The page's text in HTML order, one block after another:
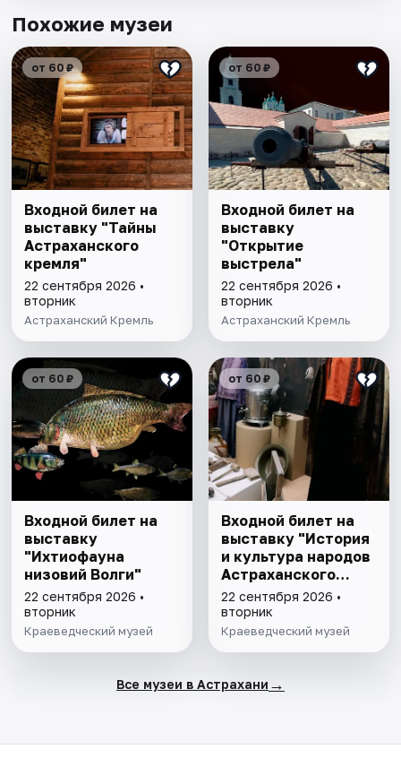
Похожие музеи
от 60 ₽
Входной билет на
выставку "Тайны
Астраханского
кремля"
22 сентября 2026 •
вторник
Астраханский Кремль
от 60 ₽
Входной билет на
выставку
"Открытие
выстрела"
22 сентября 2026 •
вторник
Астраханский Кремль
от 60 ₽
Входной билет на
выставку
"Ихтиофауна
низовий Волги"
22 сентября 2026 •
вторник
Краеведческий музей
от 60 ₽
Входной билет на
выставку "История
и культура народов
Астраханского
края"
22 сентября 2026 •
вторник
Краеведческий музей
Все музеи в Астрахани →